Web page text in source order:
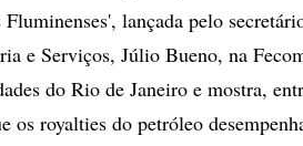
lançada pelo
e Serviços, Júlio Bueno, na
do Rio de Janeiro e mostra,
os royalties do petróleo